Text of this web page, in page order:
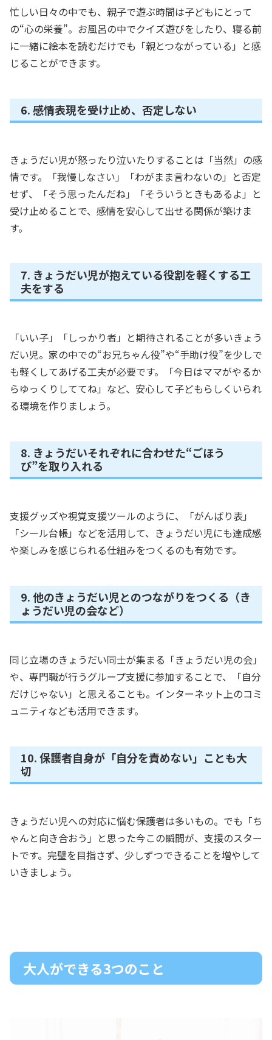
忙しい日々の中でも、親子で遊ぶ時間は子どもにとって
の“心の栄養”。お風呂の中でクイズ遊びをしたり、寝る前
に一緒に絵本を読むだけでも「親とつながっている」と感
じることができます。
6. 感情表現を受け止め、否定しない
きょうだい児が怒ったり泣いたりすることは「当然」の感
情です。「我慢しなさい」「わがまま言わないの」と否定
せず、「そう思ったんだね」「そういうときもあるよ」と
受け止めることで、感情を安心して出せる関係が築けま
す。
7. きょうだい児が抱えている役割を軽くする工
夫をする
「いい子」「しっかり者」と期待されることが多いきょう
だい児。家の中での“お兄ちゃん役”や“手助け役”を少しで
も軽くしてあげる工夫が必要です。「今日はママがやるか
らゆっくりしててね」など、安心して子どもらしくいられ
る環境を作りましょう。
8. きょうだいそれぞれに合わせた“ごほう
び”を取り入れる
支援グッズや視覚支援ツールのように、「がんばり表」
「シール台帳」などを活用して、きょうだい児にも達成感
や楽しみを感じられる仕組みをつくるのも有効です。
9. 他のきょうだい児とのつながりをつくる（き
ょうだい児の会など）
同じ立場のきょうだい同士が集まる「きょうだい児の会」
や、専門職が行うグループ支援に参加することで、「自分
だけじゃない」と思えることも。インターネット上のコミ
ュニティなども活用できます。
10. 保護者自身が「自分を責めない」ことも大
切
きょうだい児への対応に悩む保護者は多いもの。でも「ち
ゃんと向き合おう」と思った今この瞬間が、支援のスター
トです。完璧を目指さず、少しずつできることを増やして
いきましょう。
大人ができる3つのこと